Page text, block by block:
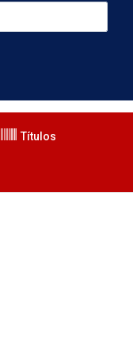
Títulos